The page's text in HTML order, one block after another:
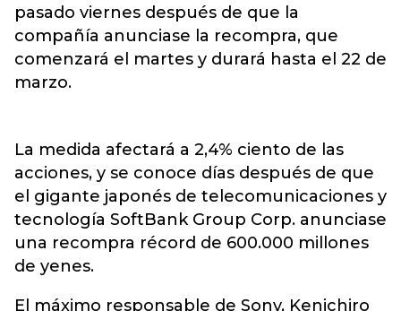
pasado viernes después de que la
compañía anunciase la recompra, que
comenzará el martes y durará hasta el 22 de
marzo.
La medida afectará a 2,4% ciento de las
acciones, y se conoce días después de que
el gigante japonés de telecomunicaciones y
tecnología SoftBank Group Corp. anunciase
una recompra récord de 600.000 millones
de yenes.
El máximo responsable de Sony, Kenichiro